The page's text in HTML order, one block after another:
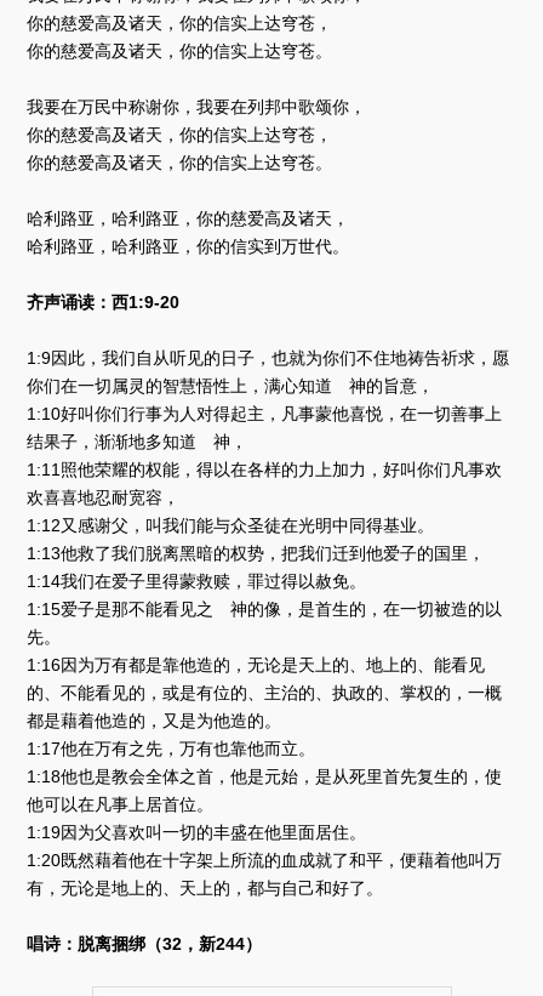
器
你的慈爱高及诸天，你的信实上达穹苍，
你的慈爱高及诸天，你的信实上达穹苍。
我要在万民中称谢你，我要在列邦中歌颂你，
你的慈爱高及诸天，你的信实上达穹苍，
你的慈爱高及诸天，你的信实上达穹苍。
哈利路亚，哈利路亚，你的慈爱高及诸天，
哈利路亚，哈利路亚，你的信实到万世代。
齐声诵读：西1:9-20
1:9因此，我们自从听见的日子，也就为你们不住地祷告祈求，愿
你们在一切属灵的智慧悟性上，满心知道 神的旨意，
1:10好叫你们行事为人对得起主，凡事蒙他喜悦，在一切善事上
结果子，渐渐地多知道 神，
1:11照他荣耀的权能，得以在各样的力上加力，好叫你们凡事欢
欢喜喜地忍耐宽容，
1:12又感谢父，叫我们能与众圣徒在光明中同得基业。
1:13他救了我们脱离黑暗的权势，把我们迁到他爱子的国里，
1:14我们在爱子里得蒙救赎，罪过得以赦免。
1:15爱子是那不能看见之 神的像，是首生的，在一切被造的以
先。
1:16因为万有都是靠他造的，无论是天上的、地上的、能看见
的、不能看见的，或是有位的、主治的、执政的、掌权的，一概
都是藉着他造的，又是为他造的。
1:17他在万有之先，万有也靠他而立。
1:18他也是教会全体之首，他是元始，是从死里首先复生的，使
他可以在凡事上居首位。
1:19因为父喜欢叫一切的丰盛在他里面居住。
1:20既然藉着他在十字架上所流的血成就了和平，便藉着他叫万
有，无论是地上的、天上的，都与自己和好了。
唱诗：脱离捆绑（32，新244）